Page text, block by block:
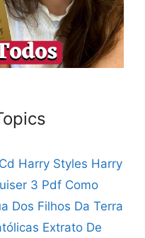
Cd Harry Styles Harry
3 Pdf Como
Dos Filhos Da Terra
Extrato De